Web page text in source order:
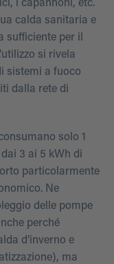
i capannoni, etc.
calda sanitaria e
sufficiente per il
si rivela
sistemi a fuoco
dalla rete di
solo 1
3 ai 5 kWh di
particolarmente
Ne
delle pompe
perché
d’inverno e
ma